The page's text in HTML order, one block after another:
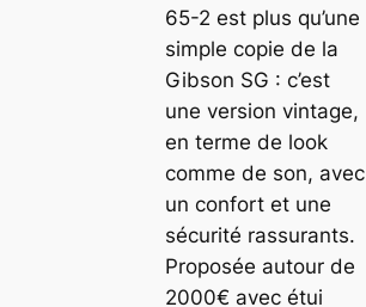
65-2 est plus qu’une
simple copie de la
Gibson SG : c’est
une version vintage,
en terme de look
comme de son, avec
un confort et une
sécurité rassurants.
Proposée autour de
2000€ avec étui